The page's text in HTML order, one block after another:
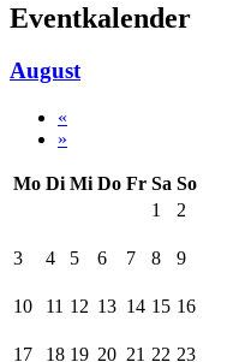
Eventkalender
August
«
»
Mo Di Mi Do Fr Sa So
1
2
3 4 5 6 7 8 9
10 11 12 13 14 15 16
17 18 19 20 21 22 23